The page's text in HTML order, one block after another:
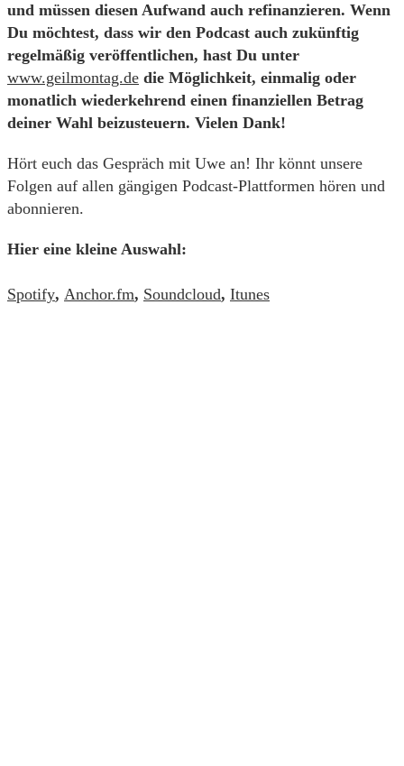
und müssen diesen Aufwand auch refinanzieren. Wenn
Du möchtest, dass wir den Podcast auch zukünftig
regelmäßig veröffentlichen, hast Du unter
www.geilmontag.de die Möglichkeit, einmalig oder
monatlich wiederkehrend einen finanziellen Betrag
deiner Wahl beizusteuern. Vielen Dank!
Hört euch das Gespräch mit Uwe an! Ihr könnt unsere
Folgen auf allen gängigen Podcast-Plattformen hören und
abonnieren.
Hier eine kleine Auswahl:
Spotify, Anchor.fm, Soundcloud, Itunes